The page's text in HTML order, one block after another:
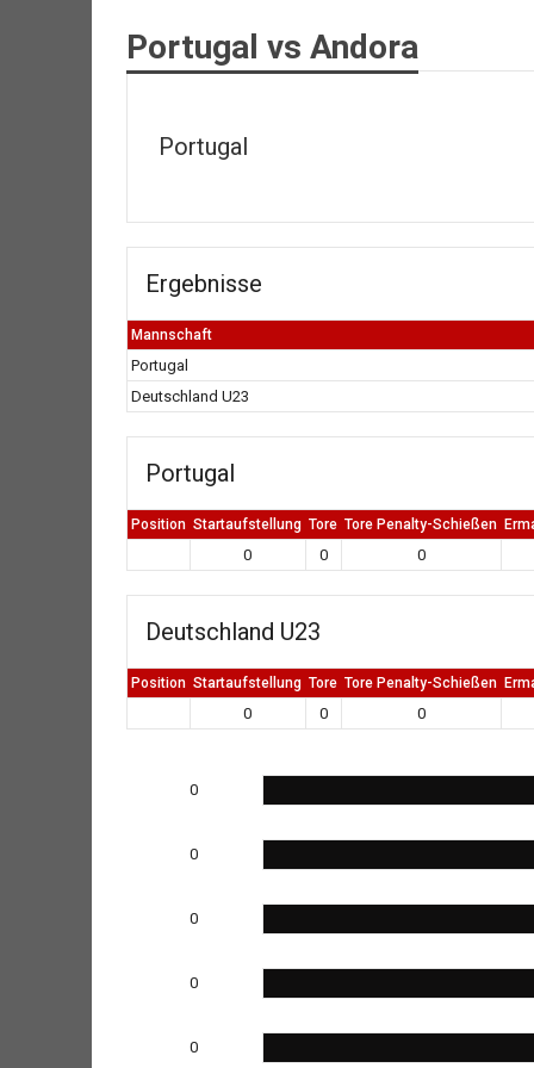
Portugal vs Andora
Portugal
Ergebnisse
Mannschaft
Portugal
Deutschland U23
Portugal
Position Startaufstellung Tore Tore Penalty-Schießen
0 0 0
Deutschland U23
Position Startaufstellung Tore Tore Penalty-Schießen
0 0 0
0
0
0
0
0